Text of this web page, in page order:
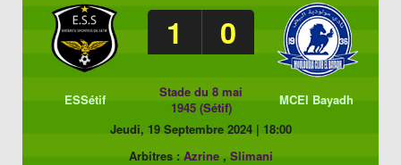
1 0
ESSétif
Stade du 8 mai
1945 (Sétif)
MCEl Bayadh
Jeudi, 19 Septembre 2024| 18:00
Arbitres : Azrine, Slimani